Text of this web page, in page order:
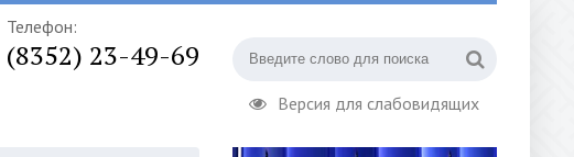
Версия для слабовидящих
Телефон:
(8352) 23-49-69